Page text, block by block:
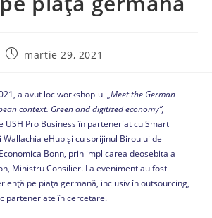
martie 29, 2021
a avut loc workshop-ul „Meet the German
context. Green and digitized economy”,
USH Pro Business în parteneriat cu Smart
eHub și cu sprijinul Biroului de
Bonn, prin implicarea deosebita a
Ministru Consilier. La eveniment au fost
pe piața germană, inclusiv în outsourcing,
parteneriate în cercetare.